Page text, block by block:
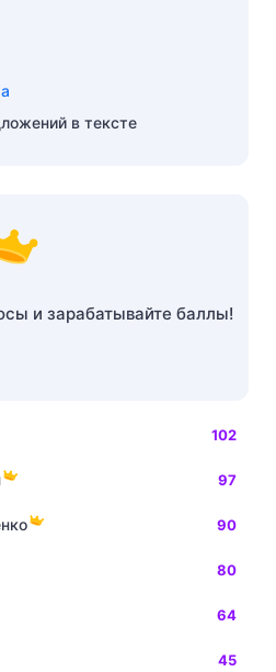
в тексте
и зарабатывайте баллы!
102
97
90
80
64
45